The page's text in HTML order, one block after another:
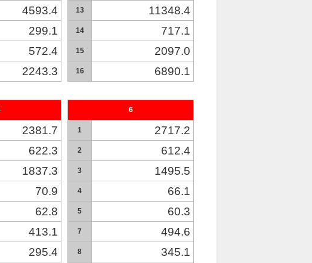
4593.4
299.1
572.4
2243.3
13 11348.4
14 717.1
15 2097.0
16 6890.1
2381.7
622.3
1837.3
70.9
62.8
413.1
295.4
6
1 2717.2
2 612.4
3 1495.5
4 66.1
5 60.3
7 494.6
8 345.1